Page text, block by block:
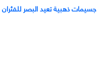
جسيمات ذهبية تعيد البصر للفئران